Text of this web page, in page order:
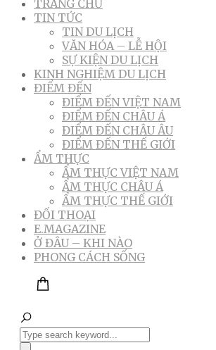
TRANG CHỦ
TIN TỨC
TIN DU LỊCH
VĂN HÓA – LỄ HỘI
SỰ KIỆN DU LỊCH
KINH NGHIỆM DU LỊCH
ĐIỂM ĐẾN
ĐIỂM ĐẾN VIỆT NAM
ĐIỂM ĐẾN CHÂU Á
ĐIỂM ĐẾN CHÂU ÂU
ĐIỂM ĐẾN THẾ GIỚI
ẨM THỰC
ẨM THỰC VIỆT NAM
ẨM THỰC CHÂU Á
ẨM THỰC THẾ GIỚI
ĐỐI THOẠI
E.MAGAZINE
Ở ĐÂU – KHI NÀO
PHONG CÁCH SỐNG